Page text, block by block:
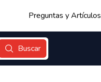
Preguntas y Artículos
Buscar